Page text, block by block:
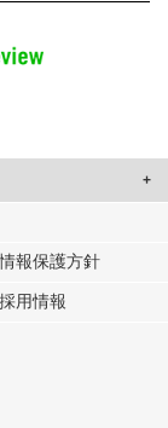
コンテンツや広告の
ています。
供した他の情報や、
した他の情報を組み
報保護方針
採用情報